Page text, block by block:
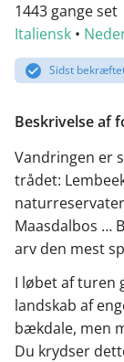
1443 gange set
Italiensk •
Sidst
Beskrivelse af
Vandringen er
trådet:
Maasdalbos …
arv den mest
I løbet af turen
landskab af
bækdale, men
Du krydser